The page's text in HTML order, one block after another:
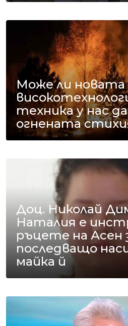
Може ли новата
техника у нас
огнената
Доц. Николай
Наталия е
ръцете на Асен
последващо
майка й